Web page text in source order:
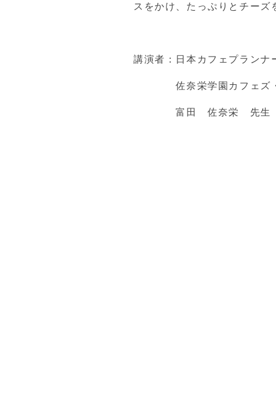
スをかけ、たっぷりとチーズ
講演者：日本カフェプランナ
佐奈栄学園カフェズ・
富田 佐奈栄 先生